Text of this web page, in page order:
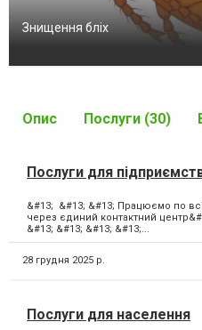
Знищення бліх
Опис Послуги (30)
Послуги для
&#13; &#13; &#13; Працюємо по
через єдиний контактний
&#13; &#13; &#13; &#13;...
28 грудня 2025 р.
Послуги для населення